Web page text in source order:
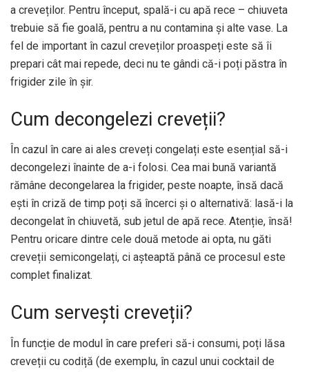
a creveților. Pentru început, spală-i cu apă rece – chiuveta
trebuie să fie goală, pentru a nu contamina și alte vase. La
fel de important în cazul creveților proaspeți este să îi
prepari cât mai repede, deci nu te gândi că-i poți păstra în
frigider zile în șir.
Cum decongelezi creveții?
În cazul în care ai ales creveți congelați este esențial să-i
decongelezi înainte de a-i folosi. Cea mai bună variantă
rămâne decongelarea la frigider, peste noapte, însă dacă
ești în criză de timp poți să încerci și o alternativă: lasă-i la
decongelat în chiuvetă, sub jetul de apă rece. Atenție, însă!
Pentru oricare dintre cele două metode ai opta, nu găti
creveții semicongelați, ci așteaptă până ce procesul este
complet finalizat.
Cum servești creveții?
În funcție de modul în care preferi să-i consumi, poți lăsa
creveții cu codiță (de exemplu, în cazul unui cocktail de